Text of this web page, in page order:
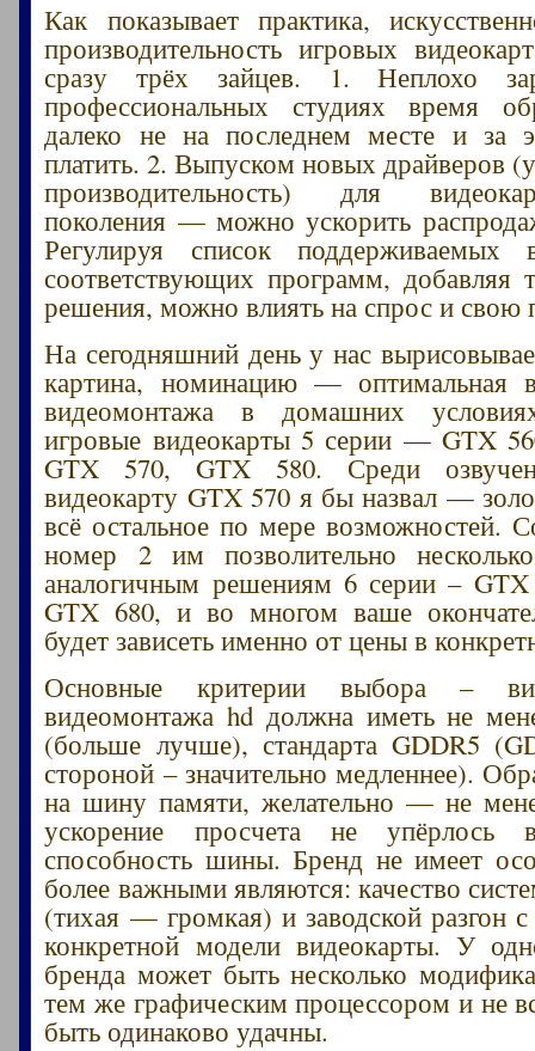
Как показывает практика,
производительность игровых
сразу трёх зайцев. 1. Неплохо
профессиональных студиях время
далеко не на последнем месте и за
платить. 2. Выпуском новых драйверов
производительность) для
поколения — можно ускорить
Регулируя список поддерживаемых
соответствующих программ, добавляя
решения, можно влиять на спрос и свою
На сегодняшний день у нас
картина, номинацию — оптимальная
видеомонтажа в домашних
игровые видеокарты 5 серии — GTX
GTX 570, GTX 580. Среди
видеокарту GTX 570 я бы назвал —
всё остальное по мере возможностей.
номер 2 им позволительно
аналогичным решениям 6 серии –
GTX 680, и во многом ваше
будет зависеть именно от цены в
Основные критерии выбора –
видеомонтажа hd должна иметь не
(больше лучше), стандарта GDDR5
стороной – значительно медленнее).
на шину памяти, желательно — не
ускорение просчета не упёрлось
способность шины. Бренд не имеет
более важными являются: качество
(тихая — громкая) и заводской разгон
конкретной модели видеокарты. У
бренда может быть несколько
тем же графическим процессором и не
быть одинаково удачны.